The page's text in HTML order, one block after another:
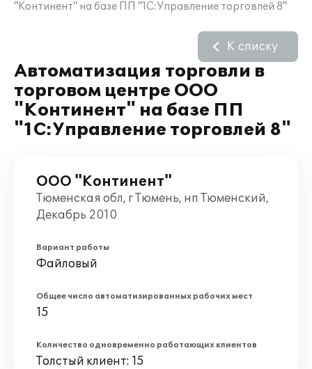
"Континент" на базе ПП "1С:Управление торговлей 8"
Автоматизация торговли в
торговом центре ООО
"Континент" на базе ПП
"1С:Управление торговлей 8"
К списку
ООО "Континент"
Тюменская обл, г Тюмень, нп Тюменский,
Декабрь 2010
Вариант работы
Файловый
Общее число автоматизированных рабочих мест
15
Количество одновременно работающих клиентов
Толстый клиент: 15